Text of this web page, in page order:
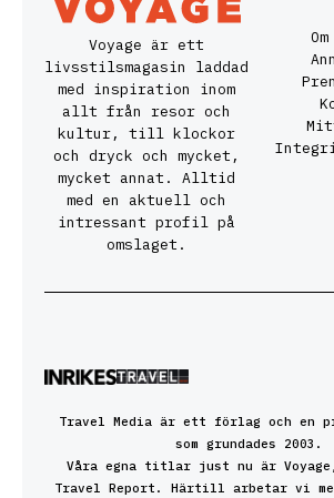
Voyage är ett
livsstilsmagasin laddad
med inspiration inom
allt från resor och
kultur, till klockor
och dryck och mycket,
mycket annat. Alltid
med en aktuell och
intressant profil på
omslaget.
Travel Media är ett förlag och en
som grundades 2003.
Våra egna titlar just nu är
Travel Report. Härtill arbetar vi